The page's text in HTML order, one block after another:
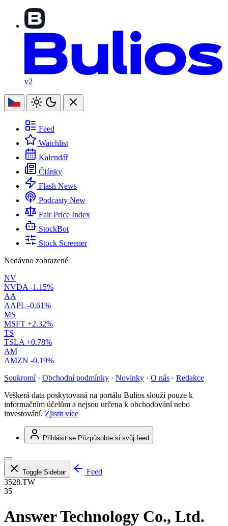
v2
Feed
Watchlist
Kalendář
Články
Flash News
Podcasty New
Fair Price Index
StockBot
Stock Screener
Nedávno zobrazené
NV
NVDA -1.15%
AA
AAPL -0.61%
MS
MSFT +2.32%
TS
TSLA +0.78%
AM
AMZN -0.19%
Soukromí · Obchodní podmínky · Novinky · O nás · Redakce
Veškerá data poskytovaná na portálu Bulios slouží pouze k
informačním účelům a nejsou určena k obchodování nebo
investování. Zjistit více
Přihlásit se Přizpůsobte si svůj feed
Toggle Sidebar
Feed
3528.TW
35
Answer Technology Co., Ltd.